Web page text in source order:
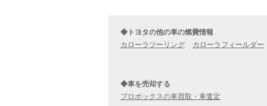
◆トヨタの他の車の燃費情報
カローラツーリング
カローラフィールダー
◆車を売却する
プロボックスの車買取・車査定